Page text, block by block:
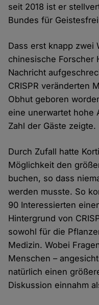
seit 2018 ist er
Bundes für
Dass erst knapp zwei
chinesische Forscher
Nachricht
CRISPR veränderten
Obhut geboren
eine unerwartet hohe
Zahl der Gäste zeigte.
Durch Zufall hatte
Möglichkeit den
buchen, so dass
werden musste. So
90 Interessierten
Hintergrund von
sowohl für die
Medizin. Wobei
Menschen –
natürlich einen
Diskussion einnahm